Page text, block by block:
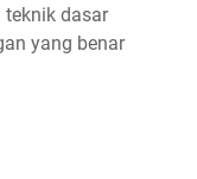
teknik dasar
yang benar